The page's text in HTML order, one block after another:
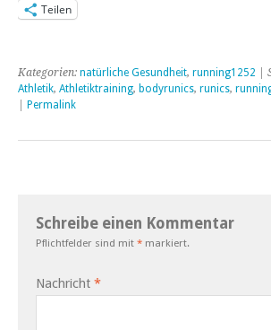
Teilen
Kategorien: natürliche Gesundheit, running1252 |
Athletik, Athletiktraining, bodyrunics, runics,
Permalink
Schreibe einen Kommentar
Pflichtfelder sind mit * markiert.
Nachricht *